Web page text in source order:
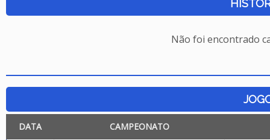
Não foi encontrado
DATA CAMPEONATO